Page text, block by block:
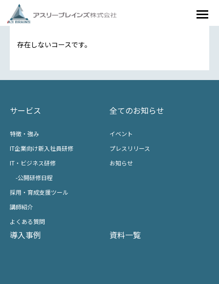
存在しないコースです。
サービス
特徴・強み
IT企業向け新入社員研修
IT・ビジネス研修
-公開研修日程
採用・育成支援ツール
講師紹介
よくある質問
全てのお知らせ
イベント
プレスリリース
お知らせ
導入事例 資料一覧